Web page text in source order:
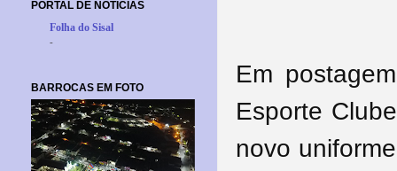
Em
Esporte
novo
PORTAL DE NOTÍCIAS
Folha do Sisal
-
BARROCAS EM FOTO